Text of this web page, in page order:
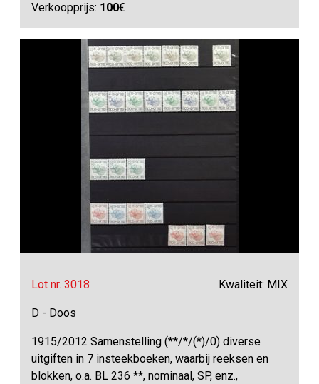
Verkoopprijs: 100€
Lot nr. 3018 Kwaliteit: MIX
D - Doos
1915/2012 Samenstelling (**/*/(*)/0) diverse
uitgiften in 7 insteekboeken, waarbij reeksen en
blokken, o.a. BL 236 **, nominaal, SP, enz.,